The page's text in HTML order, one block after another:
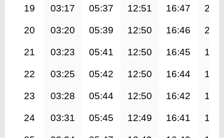
19 03:17 05:37 12:51 16:47
20 03:20 05:39 12:50 16:46
21 03:23 05:41 12:50 16:45
22 03:25 05:42 12:50 16:44
23 03:28 05:44 12:50 16:42
24 03:31 05:45 12:49 16:41